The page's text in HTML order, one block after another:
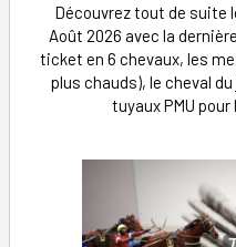
Découvrez tout de suite
Août 2026 avec la
ticket en 6 chevaux, les
plus chauds), le cheval
tuyaux PMU